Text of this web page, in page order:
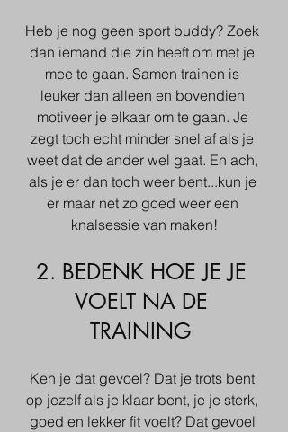
Heb je nog geen sport buddy? Zoek
dan iemand die zin heeft om met je
mee te gaan. Samen trainen is
leuker dan alleen en bovendien
motiveer je elkaar om te gaan. Je
zegt toch echt minder snel af als je
weet dat de ander wel gaat. En ach,
als je er dan toch weer bent...kun je
er maar net zo goed weer een
knalsessie van maken!
2. BEDENK HOE JE JE
VOELT NA DE
TRAINING
Ken je dat gevoel? Dat je trots bent
op jezelf als je klaar bent, je je sterk,
goed en lekker fit voelt? Dat gevoel